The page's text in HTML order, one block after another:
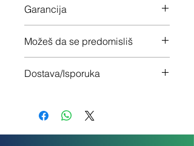
Garancija
Možeš da se predomisliš
nisi zadovoljan
Dostava/Isporuka